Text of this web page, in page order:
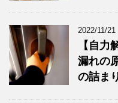
2022/11/21
【自力
漏れの
の詰ま